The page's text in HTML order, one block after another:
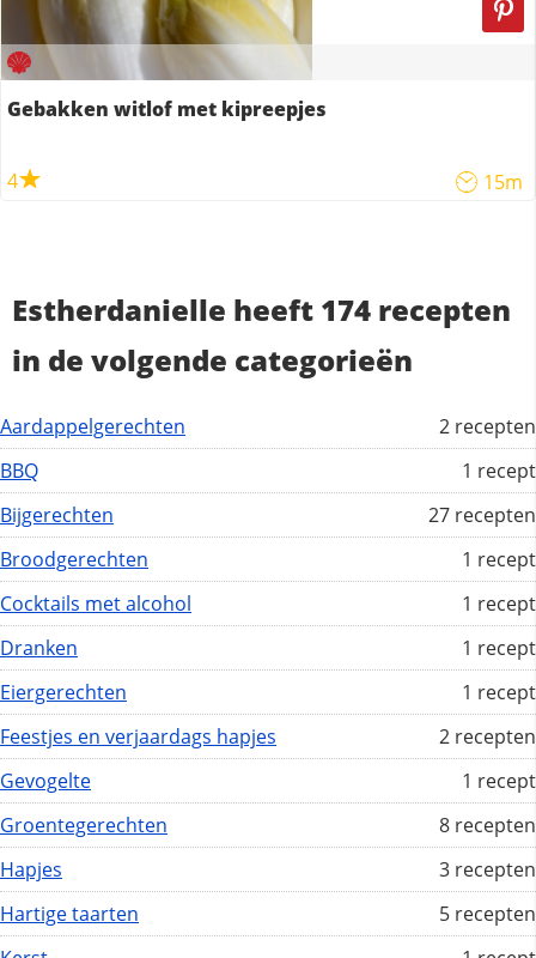
Gebakken witlof met kipreepjes
4 15m
Estherdanielle heeft 174 recepten
in de volgende categorieën
2 recepten
Aardappelgerechten
1 recept
BBQ
27 recepten
Bijgerechten
1 recept
Broodgerechten
1 recept
Cocktails met alcohol
1 recept
Dranken
1 recept
Eiergerechten
2 recepten
Feestjes en verjaardags hapjes
1 recept
Gevogelte
8 recepten
Groentegerechten
3 recepten
Hapjes
5 recepten
Hartige taarten